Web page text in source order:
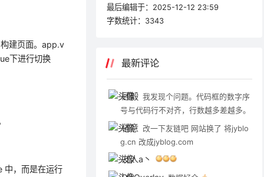
建页面。app.v
下进行切换
，而是在运行
最后编辑于： 2025-12-12 23:59
字数统计： 3343
最新评论
顾毅 我发现个问题。代码框的数字序
号与代码行不对齐，行数越多差越多。
倦意 改一下友链吧 网站换了 将jyblo
g.cn 改成jyblog.com
友人a丶